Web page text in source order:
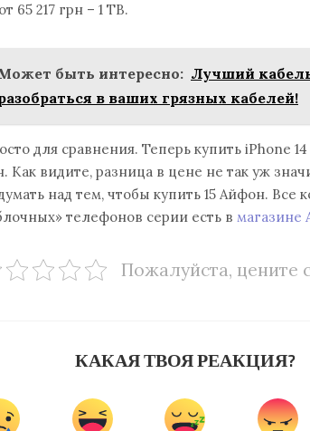
от 65 217 грн – 1 ТВ.
быть интересно: Лучший
в ваших грязных кабелей!
для сравнения. Теперь купить iPhone
Как видите, разница в цене не так уж
над тем, чтобы купить 15 Айфон. Все
телефонов серии есть в магазине
Пожалуйста, цените
КАКАЯ ТВОЯ РЕАКЦИЯ?